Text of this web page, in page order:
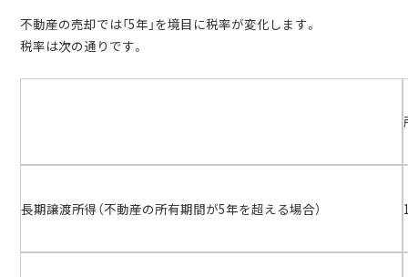
不動産の売却では「5年」を境目に税率が変化します。
税率は次の通りです。
長期譲渡所得（不動産の所有期間が5年を超える場合）